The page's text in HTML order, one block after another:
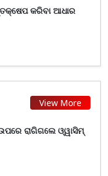
କରିବା ଆଧାର
View More
ରାଗିଗଲେ ଓ୍ୱାସିମ୍